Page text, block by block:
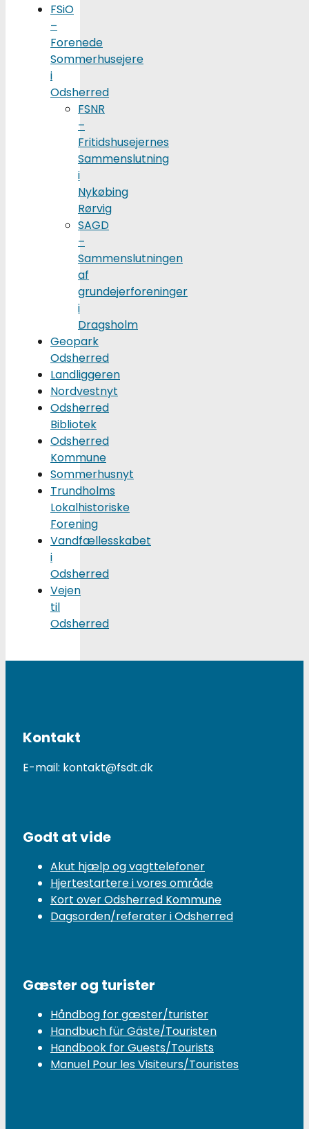
FSiO
–
Forenede
Sommerhusejere
i
Odsherred
FSNR
–
Fritidshusejernes
Sammenslutning
i
Nykøbing
Rørvig
SAGD
–
Sammenslutningen
af
grundejerforeninger
i
Dragsholm
Geopark
Odsherred
Landliggeren
Nordvestnyt
Odsherred
Bibliotek
Odsherred
Kommune
Sommerhusnyt
Trundholms
Lokalhistoriske
Forening
Vandfællesskabet
i
Odsherred
Vejen
til
Odsherred
Kontakt
E-mail: kontakt@fsdt.dk
Godt at vide
Akut hjælp og vagttelefoner
Hjertestartere i vores område
Kort over Odsherred Kommune
Dagsorden/referater i Odsherred
Gæster og turister
Håndbog for gæster/turister
Handbuch für Gäste/Touristen
Handbook for Guests/Tourists
Manuel Pour les Visiteurs/Touristes